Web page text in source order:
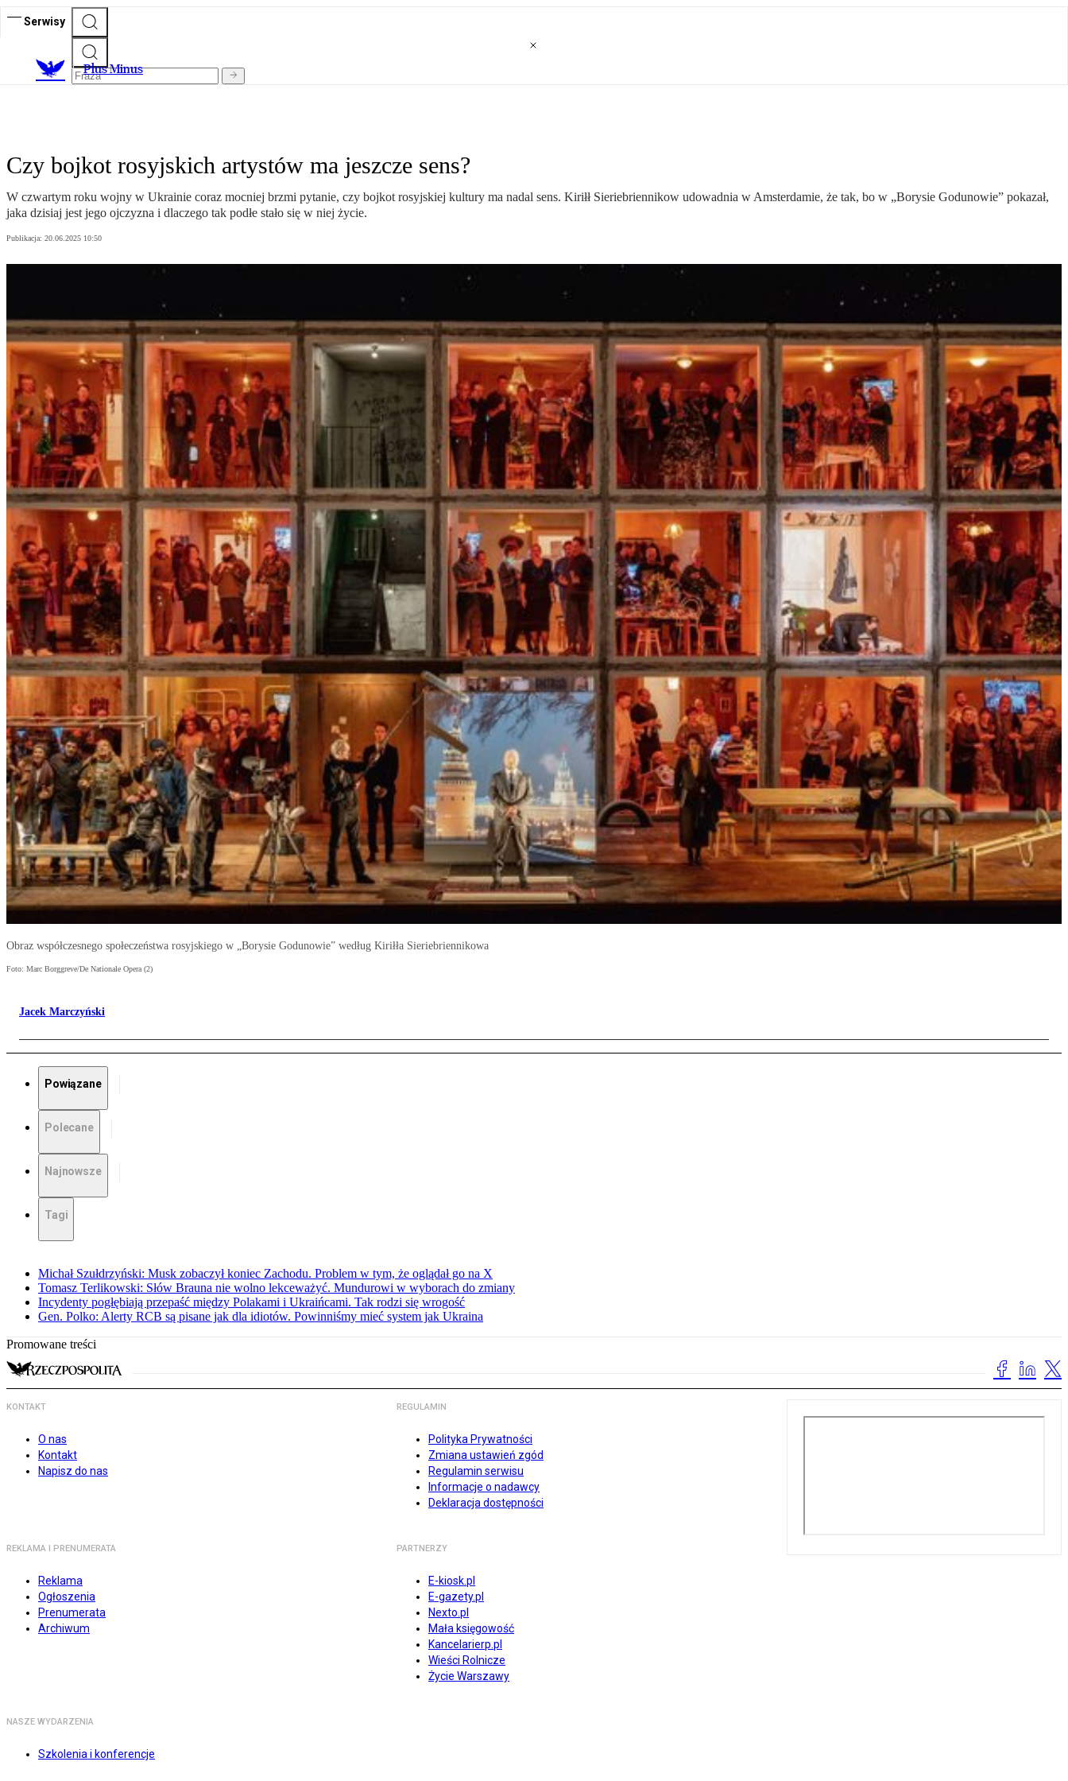
Serwisy
Plus Minus
Czy bojkot rosyjskich artystów ma jeszcze sens?
W czwartym roku wojny w Ukrainie coraz mocniej brzmi pytanie, czy bojkot rosyjskiej kultury ma nadal sens. Kiriłł Sieriebriennikow udowadnia w Amsterdamie, że tak, bo w „Borysie Godunowie” pokazał,
jaka dzisiaj jest jego ojczyzna i dlaczego tak podłe stało się w niej życie.
Publikacja: 20.06.2025 10:50
Obraz współczesnego społeczeństwa rosyjskiego w „Borysie Godunowie” według Kiriłła Sieriebriennikowa
Foto: Marc Borggreve/De Nationale Opera (2)
Jacek Marczyński
Powiązane
Polecane
Najnowsze
Tagi
Michał Szułdrzyński: Musk zobaczył koniec Zachodu. Problem w tym, że oglądał go na X
Tomasz Terlikowski: Słów Brauna nie wolno lekceważyć. Mundurowi w wyborach do zmiany
Incydenty pogłębiają przepaść między Polakami i Ukraińcami. Tak rodzi się wrogość
Gen. Polko: Alerty RCB są pisane jak dla idiotów. Powinniśmy mieć system jak Ukraina
Promowane treści
KONTAKT
O nas
Kontakt
Napisz do nas
REGULAMIN
Polityka Prywatności
Zmiana ustawień zgód
Regulamin serwisu
Informacje o nadawcy
Deklaracja dostępności
REKLAMA I PRENUMERATA
Reklama
Ogłoszenia
Prenumerata
Archiwum
PARTNERZY
E-kiosk.pl
E-gazety.pl
Nexto.pl
Mała księgowość
Kancelarierp.pl
Wieści Rolnicze
Życie Warszawy
NASZE WYDARZENIA
Szkolenia i konferencje